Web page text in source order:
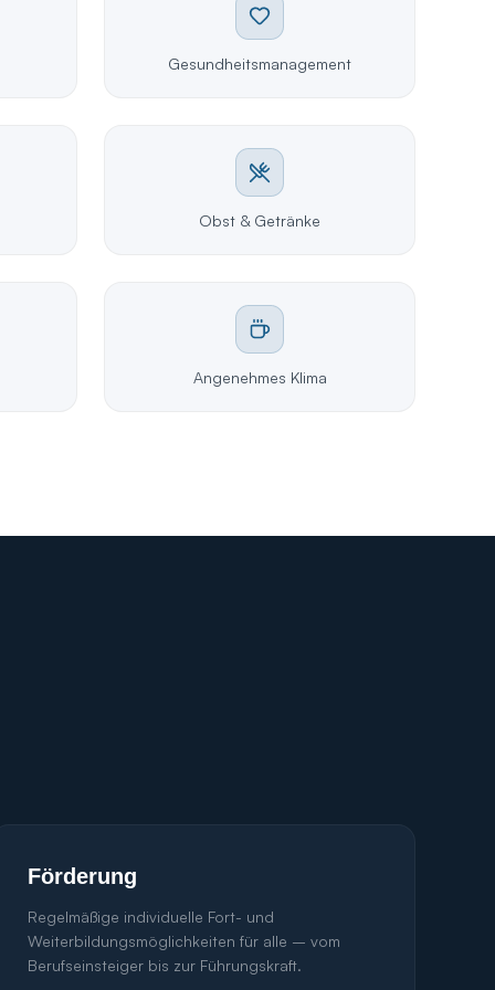
Gesundheitsmanagement
Obst & Getränke
Angenehmes Klima
Förderung
Regelmäßige individuelle Fort- und
Weiterbildungsmöglichkeiten für alle – vom
Berufseinsteiger bis zur Führungskraft.